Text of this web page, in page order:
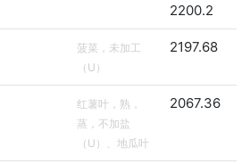
2200.2
菠菜，未加工
（U）
2197.68
红薯叶，熟，
蒸，不加盐
（U）、地瓜叶
2067.36